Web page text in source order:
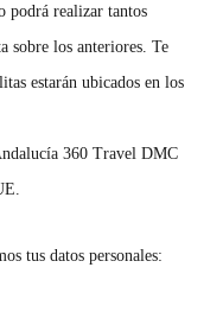
podrá realizar tantos
sobre los anteriores. Te
estarán ubicados en los
360 Travel DMC
tus datos personales: